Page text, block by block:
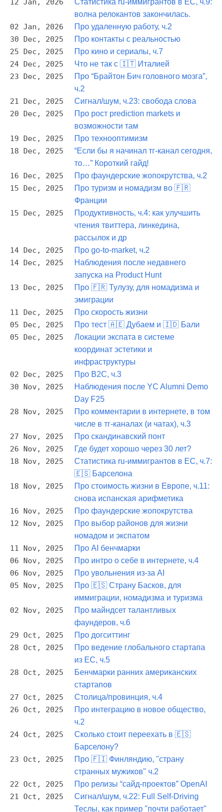
12 Jan, 2026
Статистика ru-иммигрантов в ЕС, ч.9:
волна релокантов закончилась.
02 Jan, 2026 Про удаленную работу, ч.2
30 Dec, 2025 Про контакты с реальностью
25 Dec, 2025 Про кино и сериалы, ч.7
24 Dec, 2025 Что не так с 🇮🇹 Италией
23 Dec, 2025
Про “Брайтон Бич головного мозга”,
ч.2
21 Dec, 2025 Сигнал/шум, ч.23: свобода слова
20 Dec, 2025
Про рост prediction markets и
возможности там
19 Dec, 2025 Про технооптимизм
18 Dec, 2025
“Если бы я начинал тг-канал сегодня,
то…” Короткий гайд!
16 Dec, 2025 Про фаундерские жопокрутства, ч.2
15 Dec, 2025
Про туризм и номадизм во 🇫🇷
Франции
15 Dec, 2025
Продуктивность, ч.4: как улучшить
чтения твиттера, линкедина,
рассылок и др
14 Dec, 2025 Про go-to-market, ч.2
14 Dec, 2025
Наблюдения после недавнего
запуска на Product Hunt
13 Dec, 2025
Про 🇫🇷 Тулузу, для номадизма и
эмиграции
11 Dec, 2025 Про скорость жизни
05 Dec, 2025 Про тест 🇦🇪 Дубаем и 🇮🇩 Бали
05 Dec, 2025
Локации экспата в системе
координат эстетики и
инфраструктуры
02 Dec, 2025 Про B2C, ч.3
30 Nov, 2025
Наблюдения после YC Alumni Demo
Day F25
28 Nov, 2025
Про комментарии в интернете, в том
числе в тг-каналах (и чатах), ч.3
27 Nov, 2025 Про скандинавский понт
26 Nov, 2025 Где будет хорошо через 30 лет?
18 Nov, 2025
Статистика ru-иммигрантов в ЕС, ч.7:
🇪🇸 Барселона
18 Nov, 2025
Про стоимость жизни в Европе, ч.11:
снова испанская арифметика
16 Nov, 2025 Про фаундерские жопокрутства
12 Nov, 2025
Про выбор районов для жизни
номадом и экспатом
11 Nov, 2025 Про AI бенчмарки
06 Nov, 2025 Про интро о себе в интернете, ч.4
06 Nov, 2025 Про увольнения из-за AI
05 Nov, 2025
Про 🇪🇸 Страну Басков, для
иммиграции, номадизма и туризма
02 Nov, 2025
Про майндсет талантливых
фаундеров, ч.6
29 Oct, 2025 Про догситтинг
28 Oct, 2025
Про ведение глобального стартапа
из ЕС, ч.5
28 Oct, 2025
Бенчмарки ранних американских
стартапов
27 Oct, 2025 Столица/провинция, ч.4
26 Oct, 2025
Про интеграцию в новое общество,
ч.2
24 Oct, 2025
Сколько стоит переехать в 🇪🇸
Барселону?
23 Oct, 2025
Про 🇫🇮 Финляндию, "страну
странных мужиков" ч.2
22 Oct, 2025 Про релизы “сайд-проектов” OpenAI
21 Oct, 2025
Сигнал/шум, ч.22: Full Self-Driving
Теслы, как пример "почти работает"